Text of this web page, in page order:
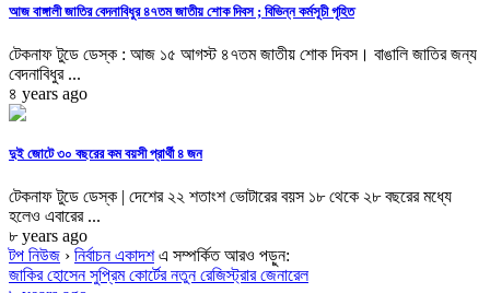
আজ বাঙ্গালী জাতির বেদনাবিধুর ৪৭তম জাতীয় শোক দিবস ; বিভিন্ন কর্মসূচী গৃহিত
টেকনাফ টুডে ডেস্ক : আজ ১৫ আগস্ট ৪৭তম জাতীয় শোক দিবস। বাঙালি জাতির জন্য
বেদনাবিধুর ...
৪ years ago
দুই জোটে ৩০ বছরের কম বয়সী প্রার্থী ৪ জন
টেকনাফ টুডে ডেস্ক | দেশের ২২ শতাংশ ভোটারের বয়স ১৮ থেকে ২৮ বছরের মধ্যে
হলেও এবারের ...
৮ years ago
টপ নিউজ › নির্বাচন একাদশএ সম্পর্কিত আরও পড়ুন:
জাকির হোসেন সুপ্রিম কোর্টের নতুন রেজিস্ট্রার জেনারেল